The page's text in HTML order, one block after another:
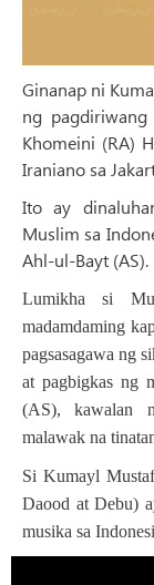
Ginanap ni
ng
Khomeini (RA)
Iraniano sa
Ito ay
Muslim sa
Ahl-ul-Bayt (AS).
Lumikha si
madamdaming
pagsasagawa ng
at pagbigkas ng
(AS), kawalan
malawak na
Si Kumayl
Daood at Debu)
musika sa